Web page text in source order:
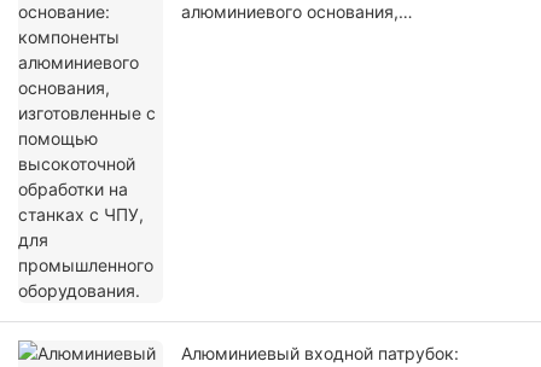
алюминиевого основания,
Алюминиевый входной патрубок: